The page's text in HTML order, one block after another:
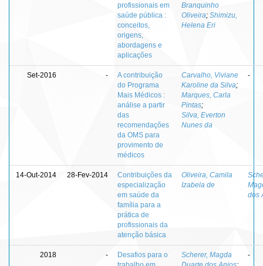
profissionais em
saúde pública :
conceitos,
origens,
abordagens e
aplicações
Branquinho
Oliveira; Shimizu,
Helena Eri
Set-2016 -
A contribuição
do Programa
Mais Médicos :
análise a partir
das
recomendações
da OMS para
provimento de
médicos
Carvalho, Viviane
Karoline da Silva;
Marques, Carla
Pintas;
Silva, Everton
Nunes da
-
14-Out-2014 28-Fev-2014
Contribuições da
especialização
em saúde da
família para a
prática de
profissionais da
atenção básica
Oliveira, Camila
Izabela de
dos
2018 -
Desafios para o
Scherer, Magda
-